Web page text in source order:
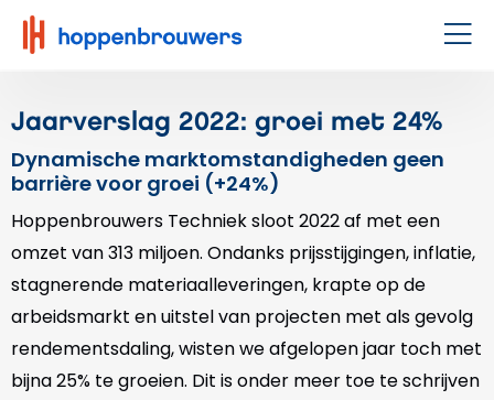
Hoppenbrouwers
|
techniek
leeft
Jaarverslag 2022: groei met 24%
Dynamische marktomstandigheden geen
barrière voor groei (+24%)
Hoppenbrouwers Techniek sloot 2022 af met een
omzet van 313 miljoen. Ondanks prijsstijgingen, inflatie,
stagnerende materiaalleveringen, krapte op de
arbeidsmarkt en uitstel van projecten met als gevolg
rendementsdaling, wisten we afgelopen jaar toch met
bijna 25% te groeien. Dit is onder meer toe te schrijven